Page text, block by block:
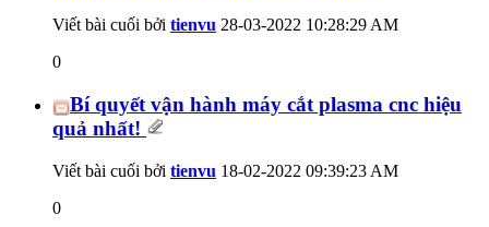
Viết bài cuối bởi tienvu 28-03-2022 10:28:29 AM
0
Bí quyết vận hành máy cắt plasma cnc hiệu
quả nhất!
Viết bài cuối bởi tienvu 18-02-2022 09:39:23 AM
0